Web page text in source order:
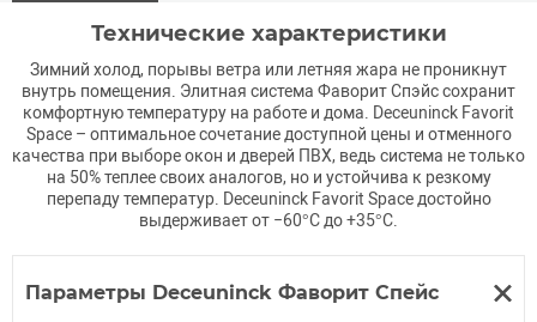
Технические характеристики
Зимний холод, порывы ветра или летняя жара не проникнут
внутрь помещения. Элитная система Фаворит Спэйс сохранит
комфортную температуру на работе и дома. Deceuninck Favorit
Space – оптимальное сочетание доступной цены и отменного
качества при выборе окон и дверей ПВХ, ведь система не только
на 50% теплее своих аналогов, но и устойчива к резкому
перепаду температур. Deceuninck Favorit Space достойно
выдерживает от −60°С до +35°С.
Параметры Deceuninck Фаворит Спейс